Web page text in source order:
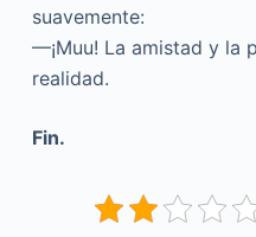
suavemente:
—¡Muu! La amistad y la
realidad.
Fin.